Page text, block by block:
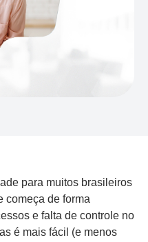
para muitos brasileiros
começa de forma
e falta de controle no
é mais fácil (e menos